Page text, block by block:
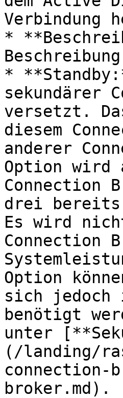
Verbindung
*
*
sekundärer
versetzt.
diesem
anderer
Option wird
Connection
drei bereits
Es wird
Connection
Option
sich jedoch
benötigt
unter
(/landing/
connection-
broker.md).